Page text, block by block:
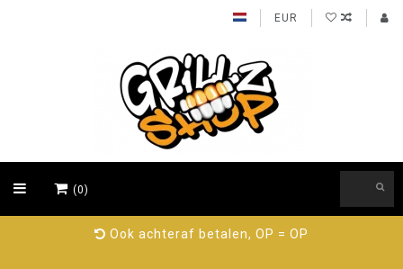
EUR
(0)
Ook achteraf betalen, OP = OP